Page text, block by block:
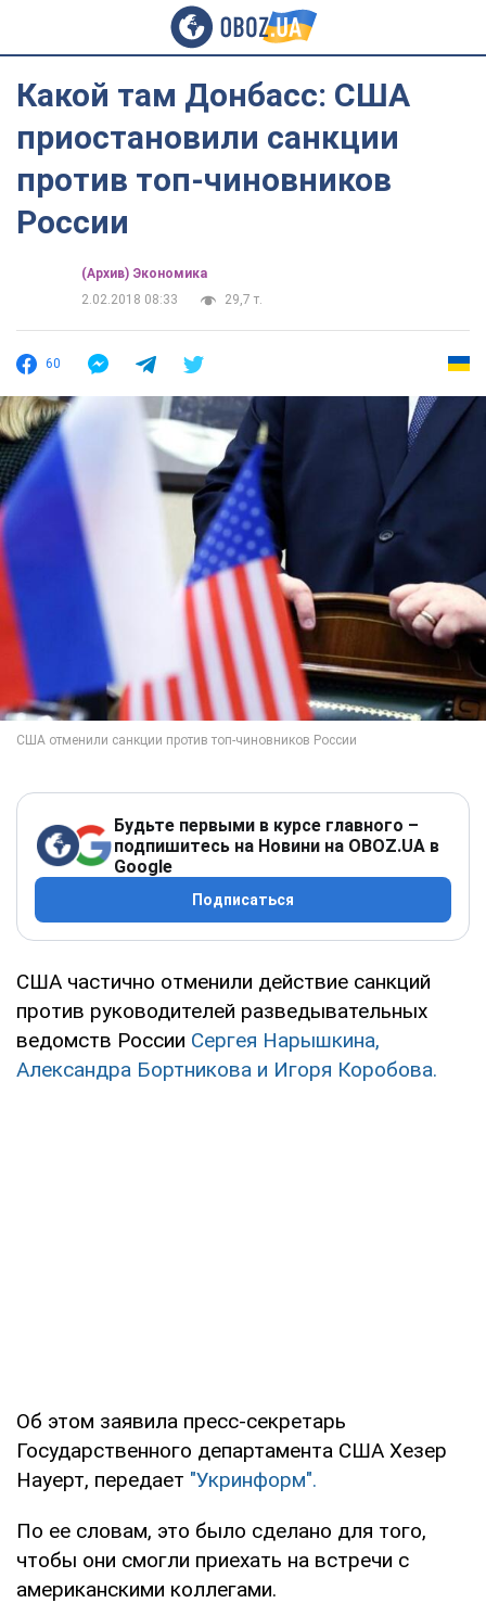
Какой там Донбасс: США
приостановили санкции
против топ-чиновников
России
(Архив) Экономика
2.02.2018 08:33
29,7 т.
60
Будьте первыми в курсе главного –
подпишитесь на Новини на OBOZ.UA в
Google
Подписаться
США частично отменили действие санкций
против руководителей разведывательных
ведомств России Сергея Нарышкина,
Александра Бортникова и Игоря Коробова.
Об этом заявила пресс-секретарь
Государственного департамента США Хезер
Науерт, передает "Укринформ".
По ее словам, это было сделано для того,
чтобы они смогли приехать на встречи с
американскими коллегами.